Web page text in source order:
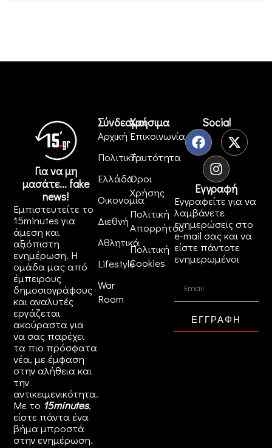
Για να μη
μασάτε... fake
news!
Εμπιστευτείτε το
15minutes για
άμεση και
αξιόπιστη
ενημέρωση. Η
ομάδα μας από
έμπειρους
δημοσιογράφους
και αναλυτές
εργάζεται
ακούραστα για
να σας παρέχει
τα πιο πρόσφατα
νέα, με έμφαση
στην αλήθεια και
την
αντικειμενικότητα.
Με το 15minutes,
είστε πάντα ένα
βήμα μπροστά
στηνενημέρωση.
Σύνδεσμοι
Αρχική
Πολιτική
Ελλάδα
Οικονομία
Διεθνή
Αθλητικά
Lifestyle
War
Room
Χρήσιμα
Επικοινωνία
Ταυτότητα
Όροι
Χρήσης
Πολιτική
Απορρήτου
Πολιτική
Cookies
Social
Εγγραφή
Εγγραφείτε για να
λαμβάνετε
ενημερώσεις στο
e-mail σας και να
είστε πάντοτε
ενημερωμένοι
ΕΓΓΡΑΦΗ